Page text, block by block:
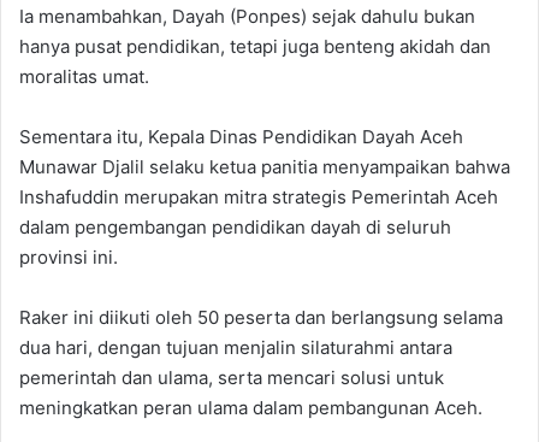
Ia menambahkan, Dayah (Ponpes) sejak dahulu bukan
hanya pusat pendidikan, tetapi juga benteng akidah dan
moralitas umat.
Sementara itu, Kepala Dinas Pendidikan Dayah Aceh
Munawar Djalil selaku ketua panitia menyampaikan bahwa
Inshafuddin merupakan mitra strategis Pemerintah Aceh
dalam pengembangan pendidikan dayah di seluruh
provinsi ini.
Raker ini diikuti oleh 50 peserta dan berlangsung selama
dua hari, dengan tujuan menjalin silaturahmi antara
pemerintah dan ulama, serta mencari solusi untuk
meningkatkan peran ulama dalam pembangunan Aceh.